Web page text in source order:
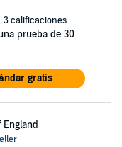
3 calificaciones
prueba de 30
gratis